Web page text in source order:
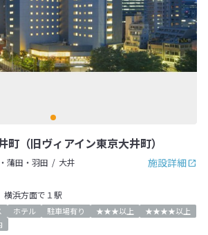
町（旧ヴィアイン東京大井町）
施設詳細
蒲田・羽田
大井
浜方面で１駅
ホテル 駐車場有り ★★★以上
★★★★以上